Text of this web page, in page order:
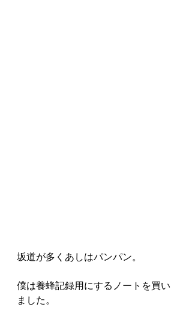
坂道が多くあしはパンパン。
僕は養蜂記録用にするノートを買い
ました。